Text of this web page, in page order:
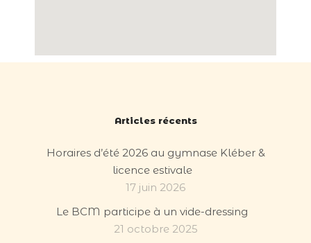
Articles récents
Horaires d’été 2026 au gymnase Kléber &
licence estivale
17 juin 2026
Le BCM participe à un vide-dressing
21 octobre 2025